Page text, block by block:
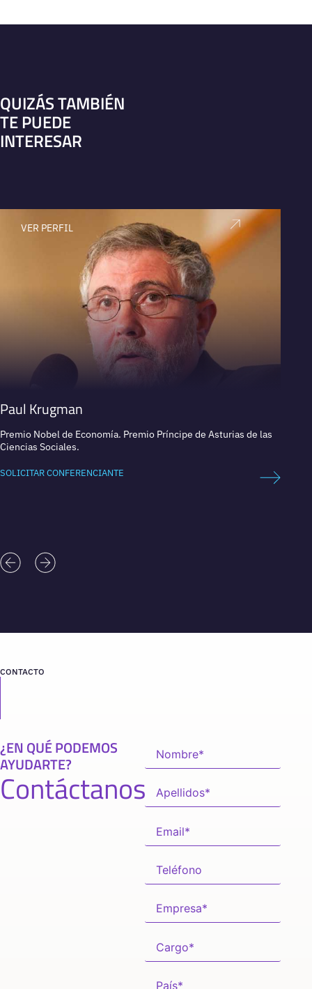
QUIZÁS TAMBIÉN
TE PUEDE
INTERESAR
VER PERFIL
Paul Krugman
Premio Nobel de Economía. Premio Príncipe de Asturias de las
Ciencias Sociales.
SOLICITAR CONFERENCIANTE
CONTACTO
¿EN QUÉ PODEMOS
AYUDARTE?
Contáctanos